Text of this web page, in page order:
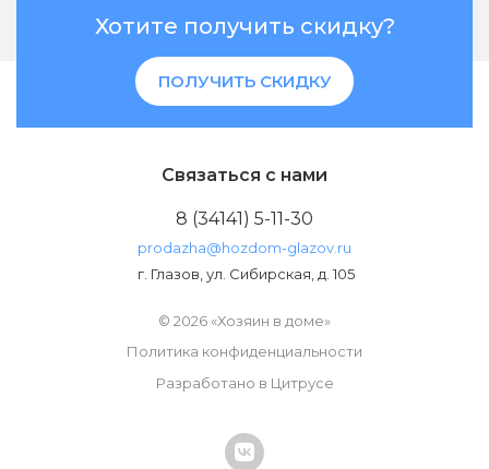
Хотите получить скидку?
ПОЛУЧИТЬ СКИДКУ
Связаться с нами
8 (34141) 5-11-30
prodazha@hozdom-glazov.ru
г. Глазов, ул. Сибирская, д. 105
© 2026 «Хозяин в доме»
Политика конфиденциальности
Разработано в Цитрусе